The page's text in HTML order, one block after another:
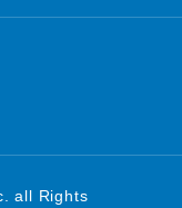
all Rights